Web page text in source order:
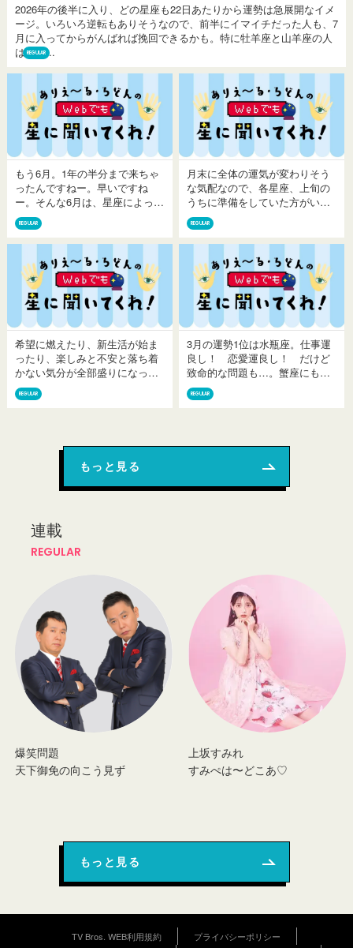
2026年の後半に入り、どの星座も22日あたりから運勢は急展開なイメ
ージ。いろいろ逆転もありそうなので、前半にイマイチだった人も、7
月に入ってからがんばれば挽回できるかも。特に牡羊座と山羊座の人
は、諦...
REGULAR
もう6月。1年の半分まで来ちゃ
ったんですねー。早いですね
ー。そんな6月は、星座によって
は激的な変化をしそうな転換
期。がんばって続けてきたこと
の結果が出やすいときです。望
んだ結果にならなかったときは
この...
REGULAR
月末に全体の運気が変わりそう
な気配なので、各星座、上旬の
うちに準備をしていた方がいい
よという5月です。特に新しいこ
とに挑戦しようとしている人
は、5月に入ったらすぐ気持ちだ
けでも準備に取りかかった方が
良...
REGULAR
希望に燃えたり、新生活が始ま
ったり、楽しみと不安と落ち着
かない気分が全部盛りになった
感じの4月。みなさん、どうお過
ごしですか？ とりあえず占い
REGULAR
3月の運勢1位は水瓶座。仕事運
良し！ 恋愛運良し！ だけど
致命的な問題も…。蟹座にもい
いことあるかもよ。 3月は「春
の始まり」って感じだけど、世
に、...
REGULAR
もっと見る
連載
REGULAR
爆笑問題
天下御免の向こう見ず
上坂すみれ
すみぺは〜どこあ♡
もっと見る
TV Bros. WEB利用規約
プライバシーポリシー